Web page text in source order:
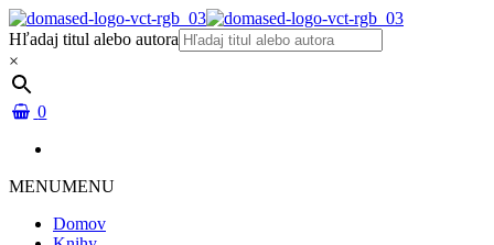
Hľadaj titul alebo autora
×
0
MENUMENU
Domov